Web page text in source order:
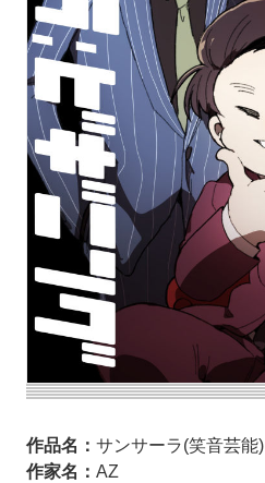
作品名： サンサーラ(笑音芸能)
作家名： AZ